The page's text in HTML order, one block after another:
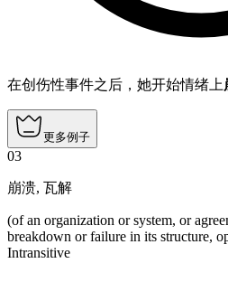
在创伤性事件之后，她开始情绪上
更多例子
03
崩溃, 瓦解
(of an organization or system, or
breakdown or failure in its structure,
Intransitive